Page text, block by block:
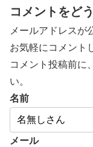
コメントをど
メールアドレスが
お気軽にコメント
コメント投稿前に、
い。
名前
メール